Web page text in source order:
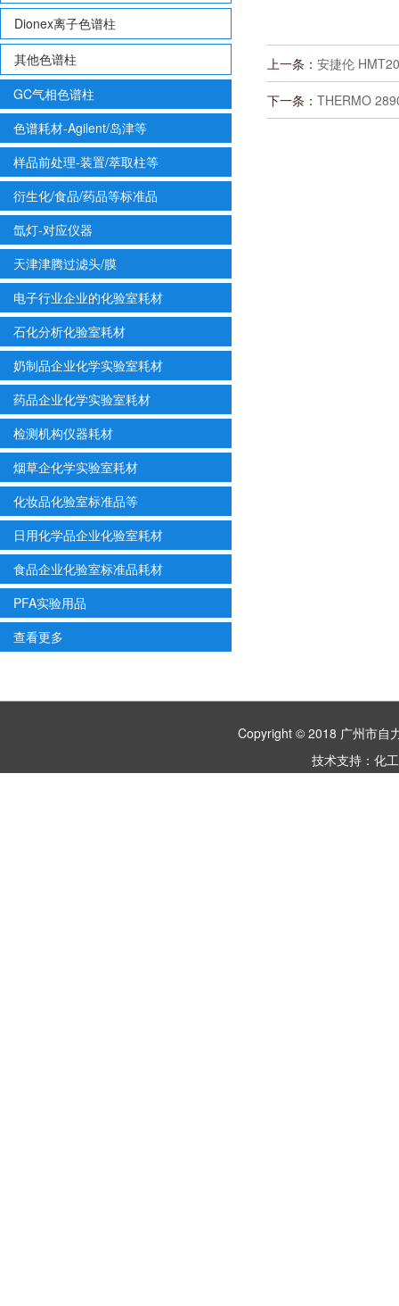
Dionex离子色谱柱
其他色谱柱
GC气相色谱柱
色谱耗材-Agilent/岛津等
样品前处理-装置/萃取柱等
衍生化/食品/药品等标准品
氙灯-对应仪器
天津津腾过滤头/膜
电子行业企业的化验室耗材
石化分析化验室耗材
奶制品企业化学实验室耗材
药品企业化学实验室耗材
检测机构仪器耗材
烟草企化学实验室耗材
化妆品化验室标准品等
日用化学品企业化验室耗材
食品企业化验室标准品耗材
PFA实验用品
查看更多
上一条： 安捷伦
下一条： THERMO
Copyright © 2018 广州市
技术支持： 化